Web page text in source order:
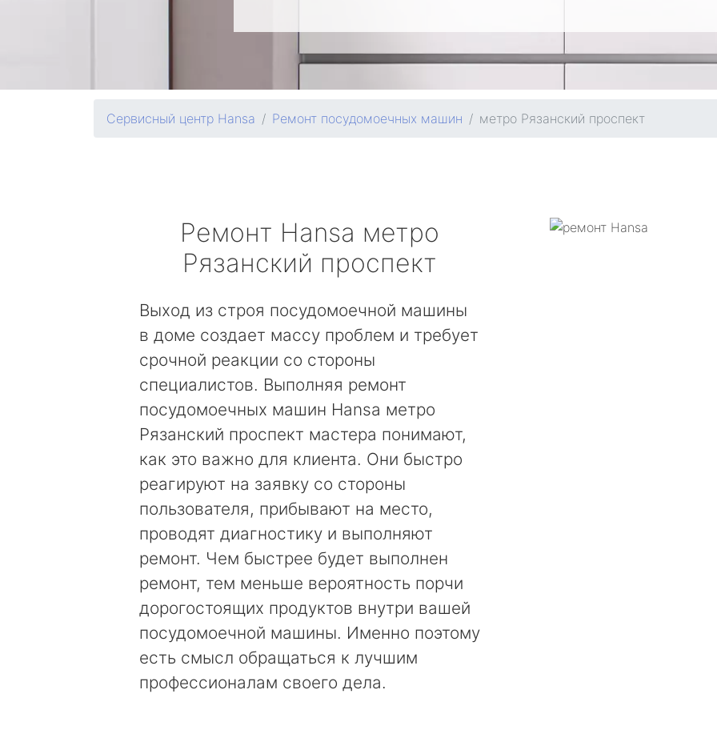
Сервисный центр Hansa Ремонт посудомоечных машин метро Рязанский проспект
Ремонт Hansa метро
Рязанский проспект
Выход из строя посудомоечной машины
в доме создает массу проблем и требует
срочной реакции со стороны
специалистов. Выполняя ремонт
посудомоечных машин Hansa метро
Рязанский проспект мастера понимают,
как это важно для клиента. Они быстро
реагируют на заявку со стороны
пользователя, прибывают на место,
проводят диагностику и выполняют
ремонт. Чем быстрее будет выполнен
ремонт, тем меньше вероятность порчи
дорогостоящих продуктов внутри вашей
посудомоечной машины. Именно поэтому
есть смысл обращаться к лучшим
профессионалам своего дела.